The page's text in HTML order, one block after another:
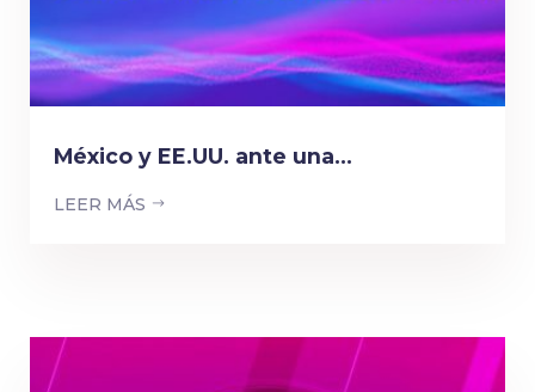
México y EE.UU. ante una...
LEER MÁS